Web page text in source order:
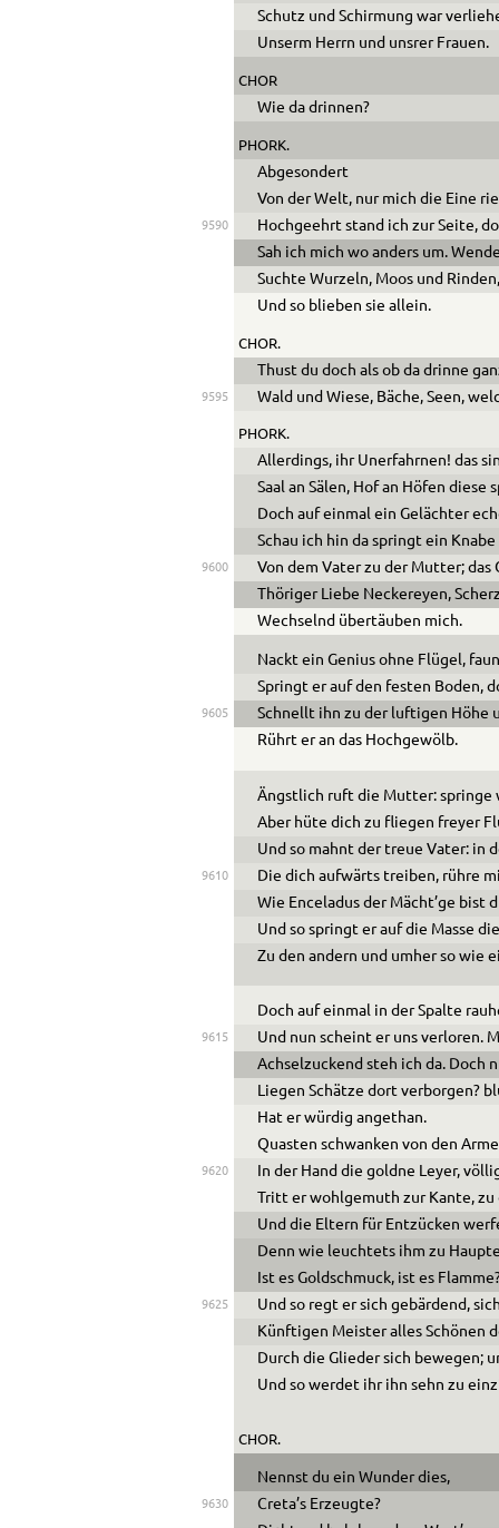
Schutz und Schirmung war
Unserm Herrn und unsrer Frauen.
CHOR
Wie da drinnen?
PHORK.
Abgesondert
Von der Welt, nur mich die Eine
9590
Hochgeehrt stand ich zur Seite,
Sah ich mich wo anders um.
Suchte Wurzeln, Moos und
Und so blieben sie allein.
CHOR.
Thust du doch als ob da drinne
9595 Wald und Wiese, Bäche, Seen,
PHORK.
Allerdings, ihr Unerfahrnen! das
Saal an Sälen, Hof an Höfen diese
Doch auf einmal ein Gelächter
Schau ich hin da springt ein
9600
Von dem Vater zu der Mutter; das
Thöriger Liebe Neckereyen,
Wechselnd übertäuben mich.
Nackt ein Genius ohne Flügel,
Springt er auf den festen Boden,
9605
Schnellt ihn zu der luftigen Höhe
Rührt er an das Hochgewölb.
Ängstlich ruft die Mutter: springe
Aber hüte dich zu fliegen freyer
Und so mahnt der treue Vater: in
9610
Die dich aufwärts treiben, rühre
Wie Enceladus der Mächt’ge bist
Und so springt er auf die Masse
Zu den andern und umher so wie
Doch auf einmal in der Spalte
9615
Und nun scheint er uns verloren.
Achselzuckend steh ich da. Doch
Liegen Schätze dort verborgen?
Hat er würdig angethan.
Quasten schwanken von den
9620
In der Hand die goldne Leyer,
Tritt er wohlgemuth zur Kante,
Und die Eltern für Entzücken
Denn wie leuchtets ihm zu
Ist es Goldschmuck, ist es
9625
Und so regt er sich gebärdend,
Künftigen Meister alles Schönen
Durch die Glieder sich bewegen;
Und so werdet ihr ihn sehn zu
CHOR.
Nennst du ein Wunder dies,
9630
Creta’s Erzeugte?